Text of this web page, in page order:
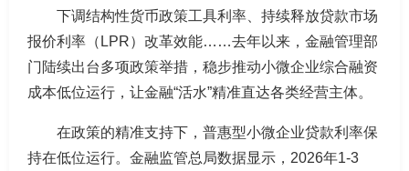
下调结构性货币政策工具利率、持续释放贷款市场
报价利率（LPR）改革效能……去年以来，金融管理部
门陆续出台多项政策举措，稳步推动小微企业综合融资
成本低位运行，让金融“活水”精准直达各类经营主体。
在政策的精准支持下，普惠型小微企业贷款利率保
持在低位运行。金融监管总局数据显示，2026年1-3